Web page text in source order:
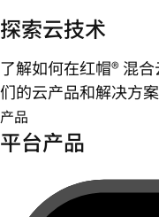
探索云技术
了解如何在红帽® 混
们的云产品和解决方案
产品
平台产品